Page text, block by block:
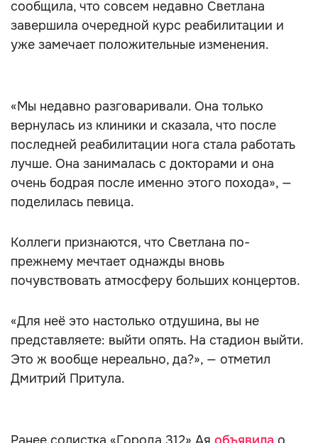
сообщила, что совсем недавно Светлана
завершила очередной курс реабилитации и
уже замечает положительные изменения.
«Мы недавно разговаривали. Она только
вернулась из клиники и сказала, что после
последней реабилитации нога стала работать
лучше. Она занималась с докторами и она
очень бодрая после именно этого похода», —
поделилась певица.
Коллеги признаются, что Светлана по-
прежнему мечтает однажды вновь
почувствовать атмосферу больших концертов.
«Для неё это настолько отдушина, вы не
представляете: выйти опять. На стадион выйти.
Это ж вообще нереально, да?», — отметил
Дмитрий Притула.